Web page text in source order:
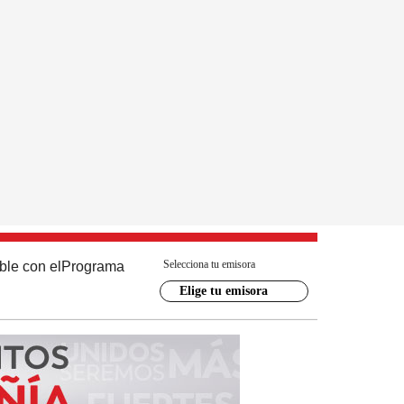
con el Programa Selecciona tu emisora
Elige tu emisora